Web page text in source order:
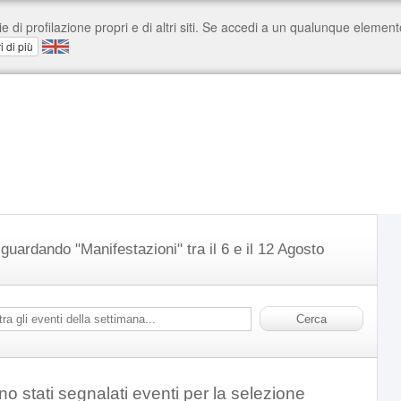
"Manifestazioni" tra il 6 e il 12 Agosto
stati segnalati eventi per la selezione